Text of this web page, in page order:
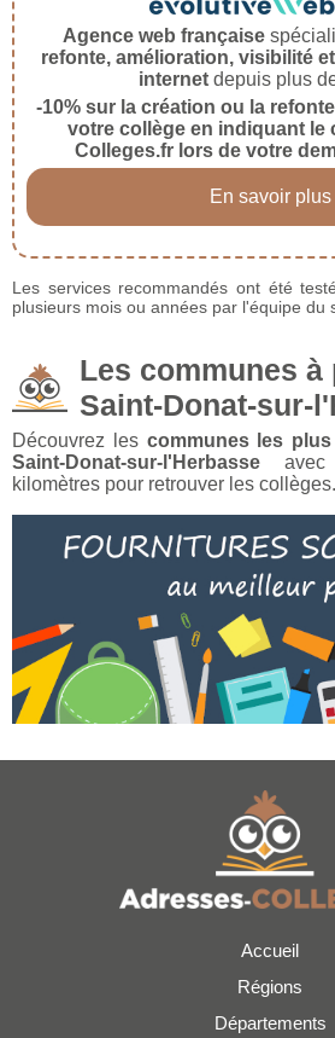
Agence web française
refonte, amélioration, visibilité
internet depuis plus
-10% sur la création ou la
votre collège en indiquant le
Colleges.fr lors de votre
En savoir plus
Les services recommandés ont été
plusieurs mois ou années par l'équipe du
Les communes
Saint-Donat-sur-
Découvrez les communes les
Saint-Donat-sur-l'Herbasse avec
kilomètres pour retrouver les collèges.
Accueil
Régions
Départements